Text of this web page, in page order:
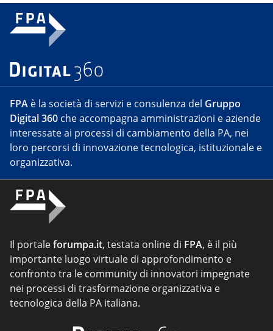
FPA è la società di servizi e consulenza del Gruppo
Digital 360 che accompagna amministrazioni e aziende
interessate ai processi di cambiamento della PA, nei
loro percorsi di innovazione tecnologica, istituzionale e
organizzativa.
Il portaleforumpa.it, testata online di FPA, è il più
importante luogo virtuale di approfondimento e
confronto tra le community di innovatori impegnate
nei processi di trasformazione organizzativa e
tecnologica della PA italiana.